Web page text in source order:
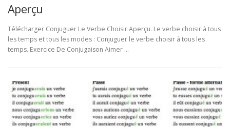
Aperçu
Télécharger Conjuguer Le Verbe Choisir Aperçu. Le verbe choisir à tous
les temps et tous les modes : Conjuguer le verbe choisir à tous les
temps. Exercice De Conjugaison Aimer …